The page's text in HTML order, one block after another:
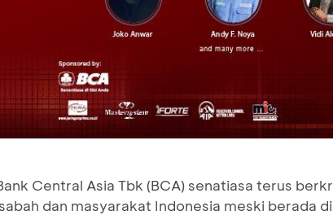
Central Asia Tbk (BCA) senatiasa terus
dan masyarakat Indonesia meski berada